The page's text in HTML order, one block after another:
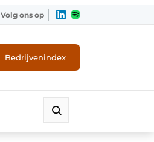
Volg ons op
Bedrijvenindex